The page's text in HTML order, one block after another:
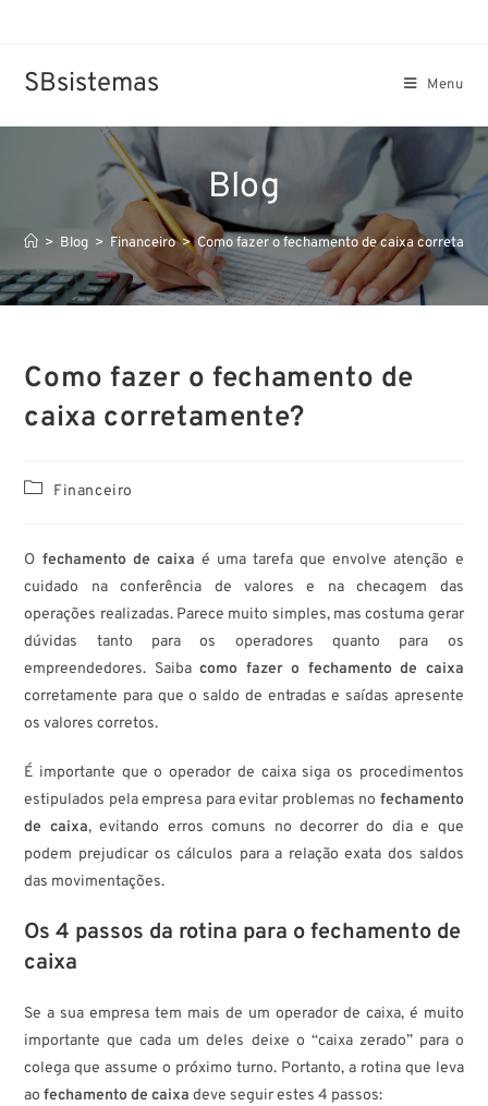
SBsistemas Menu
Blog
> Blog > Financeiro > Como fazer o fechamento de caixa
Como fazer o fechamento de
caixa corretamente?
Financeiro
O fechamento de caixa é uma tarefa que envolve atenção e
cuidado na conferência de valores e na checagem das
operações realizadas. Parece muito simples, mas costuma gerar
dúvidas tanto para os operadores quanto para os
empreendedores. Saibacomo fazer o fechamento de caixa
corretamente para que o saldo de entradas e saídas apresente
os valores corretos.
É importante que o operador de caixa siga os procedimentos
estipulados pela empresa para evitar problemas no fechamento
de caixa, evitando erros comuns no decorrer do dia e que
podem prejudicar os cálculos para a relação exata dos saldos
das movimentações.
Os 4 passos da rotina para o fechamento de
caixa
Se a sua empresa tem mais de um operador de caixa, é muito
importante que cada um deles deixe o “caixa zerado” para o
colega que assume o próximo turno. Portanto, a rotina que leva
aofechamento de caixa deve seguir estes 4 passos: